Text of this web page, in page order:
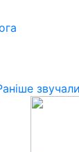
звучали